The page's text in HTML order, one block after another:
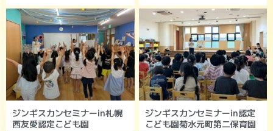
ジンギスカンセミナーin札幌
西友愛認定こども園
ジンギスカンセミナーin認定
こども園菊水元町第二保育園